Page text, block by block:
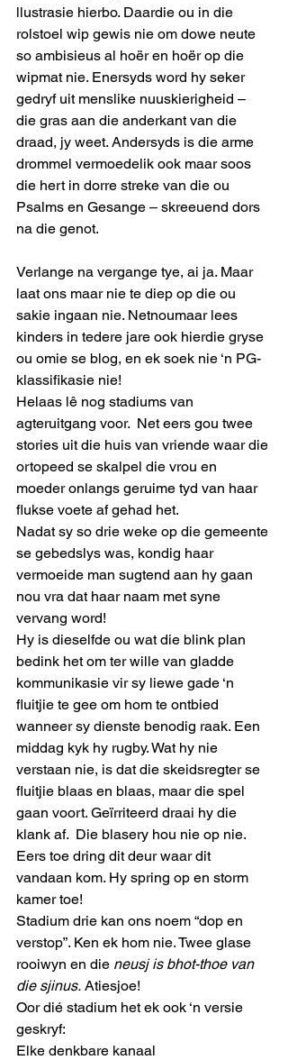
llustrasie hierbo. Daardie ou in die
rolstoel wip gewis nie om dowe neute
so ambisieus al hoër en hoër op die
wipmat nie. Enersyds word hy seker
gedryf uit menslike nuuskierigheid –
die gras aan die anderkant van die
draad, jy weet. Andersyds is die arme
drommel vermoedelik ook maar soos
die hert in dorre streke van die ou
Psalms en Gesange – skreeuend dors
na die genot.
Verlange na vergange tye, ai ja. Maar
laat ons maar nie te diep op die ou
sakie ingaan nie. Netnoumaar lees
kinders in tedere jare ook hierdie gryse
ou omie se blog, en ek soek nie ‘n PG-
klassifikasie nie!
Helaas lê nog stadiums van
agteruitgang voor.  Net eers gou twee
stories uit die huis van vriende waar die
ortopeed se skalpel die vrou en
moeder onlangs geruime tyd van haar
flukse voete af gehad het.
Nadat sy so drie weke op die gemeente
se gebedslys was, kondig haar
vermoeide man sugtend aan hy gaan
nou vra dat haar naam met syne
vervang word!
Hy is dieselfde ou wat die blink plan
bedink het om ter wille van gladde
kommunikasie vir sy liewe gade ‘n
fluitjie te gee om hom te ontbied
wanneer sy dienste benodig raak. Een
middag kyk hy rugby. Wat hy nie
verstaan nie, is dat die skeidsregter se
fluitjie blaas en blaas, maar die spel
gaan voort. Geïrriteerd draai hy die
klank af.  Die blasery hou nie op nie.
Eers toe dring dit deur waar dit
vandaan kom. Hy spring op en storm
kamer toe!
Stadium drie kan ons noem “dop en
verstop”. Ken ek hom nie. Twee glase
rooiwyn en die neusj is bhot-thoe van
die sjinus. Atiesjoe!
Oor dié stadium het ek ook ‘n versie
geskryf:
Elke denkbare kanaal